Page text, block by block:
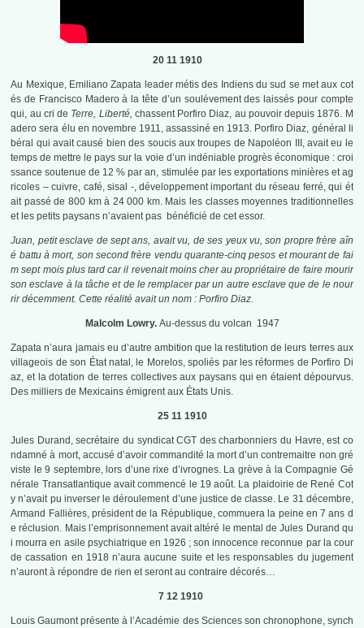
20 11 1910
Au Mexique, Emiliano Zapata leader métis des Indiens du sud se met aux cot
és de Francisco Madero à la tête d’un soulèvement des laissés pour compte
qui, au cri de Terre, Liberté, chassent Porfiro Diaz, au pouvoir depuis 1876. M
adero sera élu en novembre 1911, assassiné en 1913. Porfiro Diaz, général li
béral qui avait causé bien des soucis aux troupes de Napoléon III, avait eu le
temps de mettre le pays sur la voie d’un indéniable progrès économique : croi
ssance soutenue de 12 % par an, stimulée par les exportations minières et ag
ricoles – cuivre, café, sisal -, développement important du réseau ferré, qui ét
ait passé de 800 km à 24 000 km. Mais les classes moyennes traditionnelles
et les petits paysans n’avaient pas bénéficié de cet essor.
Juan, petit esclave de sept ans, avait vu, de ses yeux vu, son propre frère aîn
é battu à mort, son second frère vendu quarante-cinq pesos et mourant de fai
m sept mois plus tard car il revenait moins cher au propriétaire de faire mourir
son esclave à la tâche et de le remplacer par un autre esclave que de le nour
rir décemment. Cette réalité avait un nom : Porfiro Diaz.
Malcolm Lowry.Au-dessus du volcan 1947
Zapata n’aura jamais eu d’autre ambition que la restitution de leurs terres aux
villageois de son État natal, le Morelos, spoliés par les réformes de Porfiro Di
az, et la dotation de terres collectives aux paysans qui en étaient dépourvus.
Des milliers de Mexicains émigrent aux États Unis.
25 11 1910
Jules Durand, secrétaire du syndicat CGT des charbonniers du Havre, est co
ndamné à mort, accusé d’avoir commandité la mort d’un contremaitre non gré
viste le 9 septembre, lors d’une rixe d’ivrognes. La grève à la Compagnie Gé
nérale Transatlantique avait commencé le 19 août. La plaidoirie de René Cot
y n’avait pu inverser le déroulement d’une justice de classe. Le 31 décembre,
Armand Fallières, président de la République, commuera la peine en 7 ans d
e réclusion. Mais l’emprisonnement avait altéré le mental de Jules Durand qu
i mourra en asile psychiatrique en 1926 ; son innocence reconnue par la cour
de cassation en 1918 n’aura aucune suite et les responsables du jugement
n’auront à répondre de rien et seront au contraire décorés…
7 12 1910
Louis Gaumont présente à l’Académie des Sciences son chronophone, synch